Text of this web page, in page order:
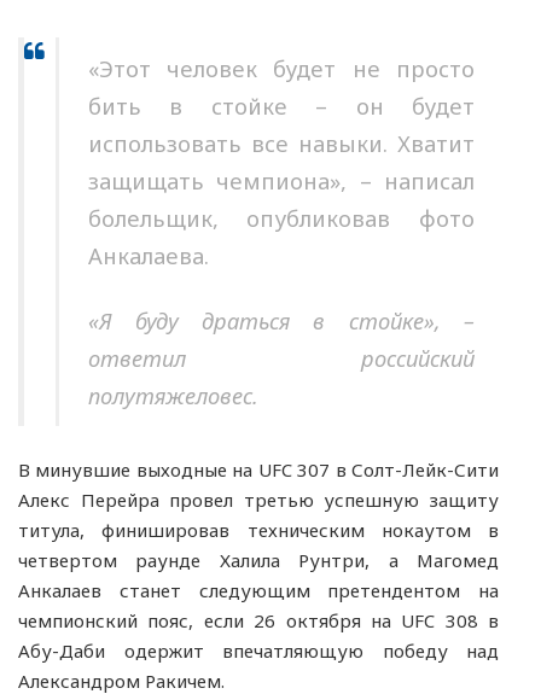
«Этот человек будет не просто
бить в стойке – он будет
использовать все навыки. Хватит
защищать чемпиона», – написал
болельщик, опубликовав фото
Анкалаева.
«Я буду драться в стойке», –
ответил российский
полутяжеловес.
В минувшие выходные на UFC 307 в Солт-Лейк-Сити
Алекс Перейра провел третью успешную защиту
титула, финишировав техническим нокаутом в
четвертом раунде Халила Рунтри, а Магомед
Анкалаев станет следующим претендентом на
чемпионский пояс, если 26 октября на UFC 308 в
Абу-Даби одержит впечатляющую победу над
Александром Ракичем.